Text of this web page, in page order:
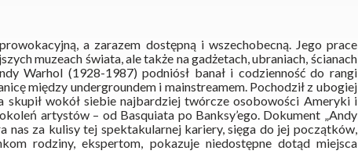
a zarazem dostępną i wszechobecną. Jego prace
muzeach świata, ale także na gadżetach, ubraniach, ścianach
Warhol (1928-1987) podniósł banał i codzienność do rangi
między undergroundem i mainstreamem. Pochodził z ubogiej
skupił wokół siebie najbardziej twórcze osobowości Ameryki i
artystów – od Basquiata po Banksy’ego. Dokument „Andy
nas za kulisy tej spektakularnej kariery, sięga do jej początków,
rodziny, ekspertom, pokazuje niedostępne dotąd miejsca